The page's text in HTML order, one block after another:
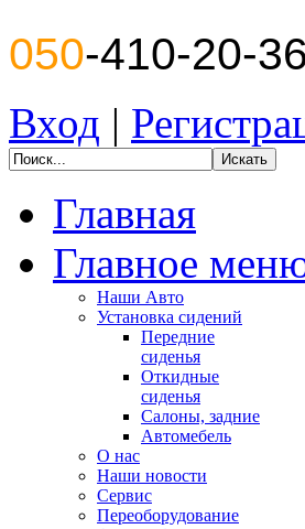
050-410-20-
Вход |
Главная
Главное
Наши Авто
Установка сидений
Передние
сиденья
Откидные
сиденья
Салоны, задние
Автомебель
О нас
Наши новости
Сервис
Переоборудование